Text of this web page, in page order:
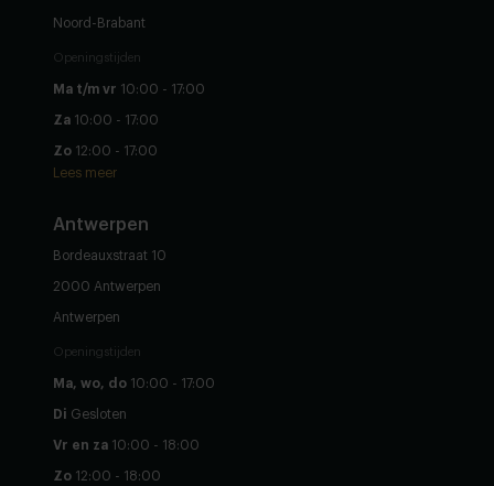
Noord-Brabant
Openingstijden
Ma t/m vr 10:00 - 17:00
Za 10:00 - 17:00
Zo 12:00 - 17:00
Lees meer
Antwerpen
Bordeauxstraat 10
2000 Antwerpen
Antwerpen
Openingstijden
Ma, wo, do 10:00 - 17:00
Di Gesloten
Vr en za 10:00 - 18:00
Zo 12:00 - 18:00